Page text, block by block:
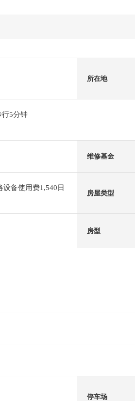
所在地
5分钟
维修基金
备使用费1,540日
房屋类型
房型
停车场